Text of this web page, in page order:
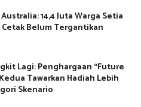
14,4 Juta Warga Setia
Cetak Belum Tergantikan
Lagi: Penghargaan “Future
Tawarkan Hadiah Lebih
Skenario